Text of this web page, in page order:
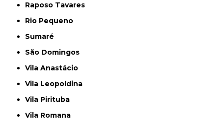
Raposo Tavares
Rio Pequeno
Sumaré
São Domingos
Vila Anastácio
Vila Leopoldina
Vila Pirituba
Vila Romana